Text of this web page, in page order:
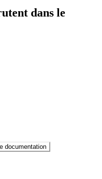
dans le
documentation